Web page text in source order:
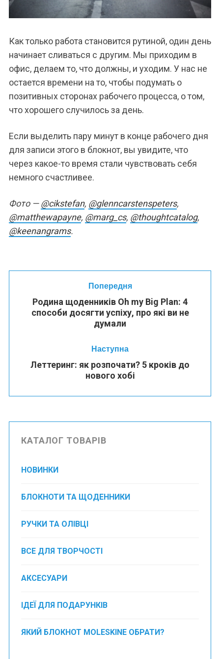
Как только работа становится рутиной, один день
начинает сливаться с другим. Мы приходим в
офис, делаем то, что должны, и уходим. У нас не
остается времени на то, чтобы подумать о
позитивных сторонах рабочего процесса, о том,
что хорошего случилось за день.
Если выделить пару минут в конце рабочего дня
для записи этого в блокнот, вы увидите, что
через какое-то время стали чувствовать себя
немного счастливее.
Фото —@cikstefan, @glenncarstenspeters,
@matthewapayne, @marg_cs, @thoughtcatalog,
@keenangrams.
Попередня
Родина щоденників Oh my Big Plan: 4
способи досягти успіху, про які ви не
думали
Наступна
Леттеринг: як розпочати? 5 кроків до
нового хобі
КАТАЛОГ ТОВАРІВ
НОВИНКИ
БЛОКНОТИ ТА ЩОДЕННИКИ
РУЧКИ ТА ОЛІВЦІ
ВСЕ ДЛЯ ТВОРЧОСТІ
АКСЕСУАРИ
ІДЕЇ ДЛЯ ПОДАРУНКІВ
ЯКИЙ БЛОКНОТ MOLESKINE ОБРАТИ?